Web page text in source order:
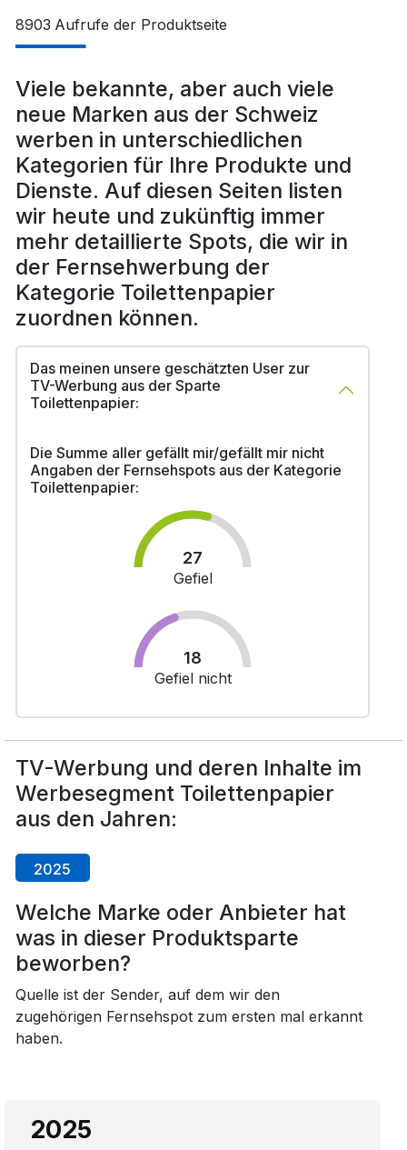
8903 Aufrufe der Produktseite
Viele bekannte, aber auch viele
neue Marken aus der Schweiz
werben in unterschiedlichen
Kategorien für Ihre Produkte und
Dienste. Auf diesen Seiten listen
wir heute und zukünftig immer
mehr detaillierte Spots, die wir in
der Fernsehwerbung der
Kategorie Toilettenpapier
zuordnen können.
Das meinen unsere geschätzten User zur
TV-Werbung aus der Sparte
Toilettenpapier:
Die Summe aller gefällt mir/gefällt mir nicht
Angaben der Fernsehspots aus der Kategorie
Toilettenpapier:
27
Gefiel
18
Gefiel nicht
TV-Werbung und deren Inhalte im
Werbesegment Toilettenpapier
aus den Jahren:
2025
Welche Marke oder Anbieter hat
was in dieser Produktsparte
beworben?
Quelle ist der Sender, auf dem wir den
zugehörigen Fernsehspot zum ersten mal erkannt
haben.
2025